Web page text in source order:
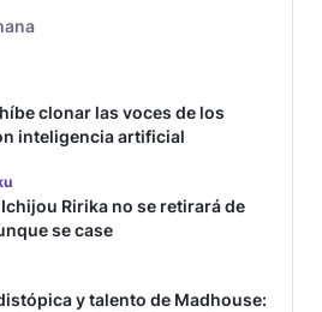
clonar las voces de los
inteligencia artificial
Ichijou Ririka no se retirará de
se case
y talento de Madhouse: